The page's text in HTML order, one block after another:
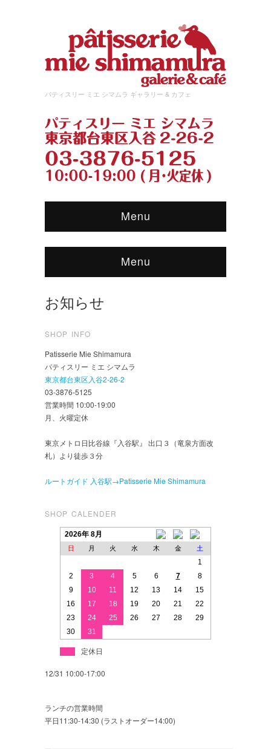
パティスリー ミエ シマムラ ギャラリー & カフェ
Menu
Menu
お知らせ
SHOP INFO
Patisserie Mie Shimamura
パティスリー ミエ シマムラ
東京都台東区入谷2-26-2
03-3876-5125
営業時間 10:00-19:00
月、火曜定休
東京メトロ日比谷線『入谷駅』 出口３（竜泉方面改
札）より徒歩３分
ルートガイド 入谷駅→Patisserie Mie Shimamura
SHOP CALENDER
2026年 8月
日 月 火 水 木 金 土
1
2
3 4 5 6 7
8
9
10 11 12 13 14
15
16
17 18 19 20 21
22
23
24 25 26 27 28
29
30
31
定休日
12/31 10:00-17:00
ランチの営業時間
平日11:30-14:30 (ラストオーダー14:00)